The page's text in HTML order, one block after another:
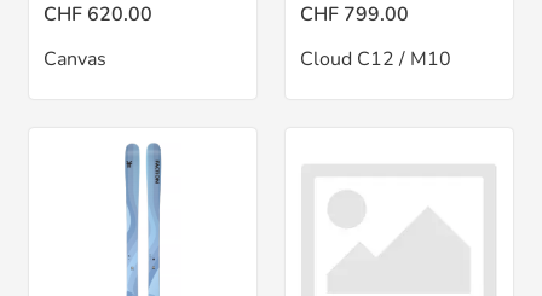
CHF 620.00
Canvas
CHF 799.00
Cloud C12 / M10